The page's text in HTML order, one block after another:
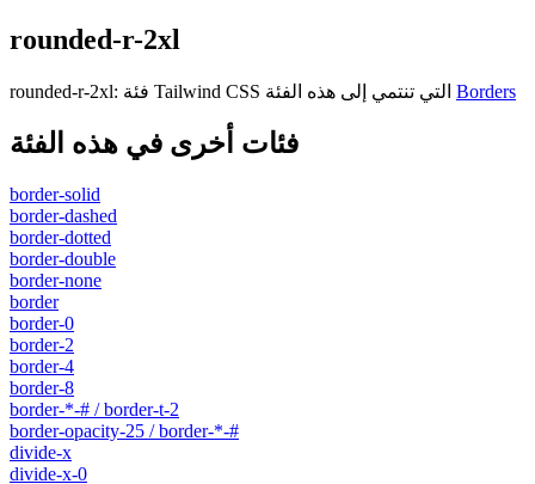
rounded-r-2xl
rounded-r-2xl: فئة Tailwind CSS التي تنتمي إلى هذه الفئة Borders
فئات أخرى في هذه الفئة
border-solid
border-dashed
border-dotted
border-double
border-none
border
border-0
border-2
border-4
border-8
border-*-# / border-t-2
border-opacity-25 / border-*-#
divide-x
divide-x-0